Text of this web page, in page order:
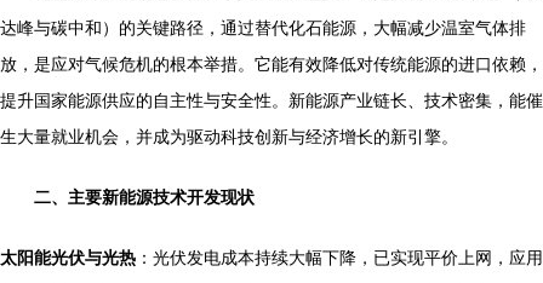
达峰与碳中和）的关键路径，通过替代化石能源，大幅减少温室气体排
放，是应对气候危机的根本举措。它能有效降低对传统能源的进口依赖，
提升国家能源供应的自主性与安全性。新能源产业链长、技术密集，能催
生大量就业机会，并成为驱动科技创新与经济增长的新引擎。
二、主要新能源技术开发现状
太阳能光伏与光热 ：光伏发电成本持续大幅下降，已实现平价上网，应用